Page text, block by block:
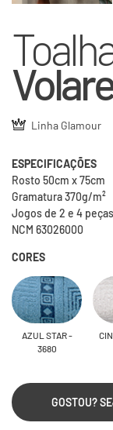
Volare
Linha Glamour
ESPECIFICAÇÕES
Rosto 50cm x 75cm
Gramatura 370g/m²
Jogos de 2 e 4 peças
NCM 63026000
CORES
AZUL STAR -
3680
GOSTOU?